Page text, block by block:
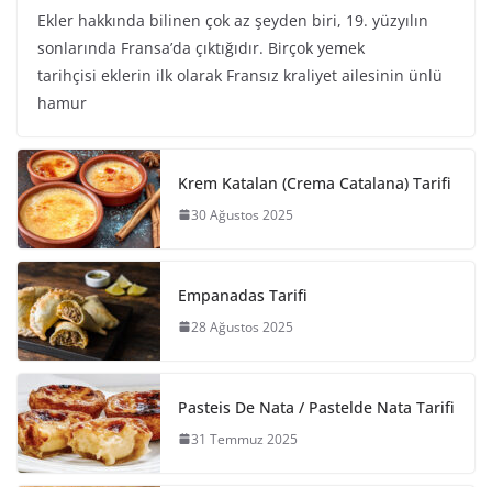
Ekler hakkında bilinen çok az şeyden biri, 19. yüzyılın
sonlarında Fransa’da çıktığıdır. Birçok yemek
tarihçisi eklerin ilk olarak Fransız kraliyet ailesinin ünlü
hamur
Krem Katalan (Crema Catalana) Tarifi
30 Ağustos 2025
Empanadas Tarifi
28 Ağustos 2025
Pasteis De Nata / Pastelde Nata Tarifi
31 Temmuz 2025